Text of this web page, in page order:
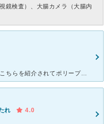
鏡検査）、大腸カメラ（大腸内
検診で大腸にポリープが見つかりこちらを紹介されてポリープ切除のため入院しました。初めての入院だったのでとても不安でしたが、先生はじめ看護師さん、スタッフさん皆さんとても親切でした。朝と夕方必ず主治医の
れ
4.0